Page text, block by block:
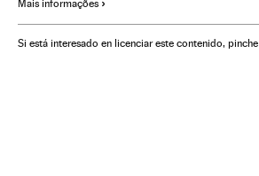
Mais informações
Si está interesado en licenciar este contenido, pinche